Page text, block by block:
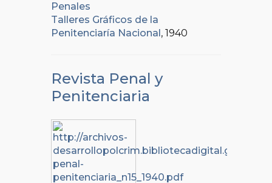
Penales
Talleres Gráficos de la
Penitenciaría Nacional , 1940
Revista Penal y
Penitenciaria